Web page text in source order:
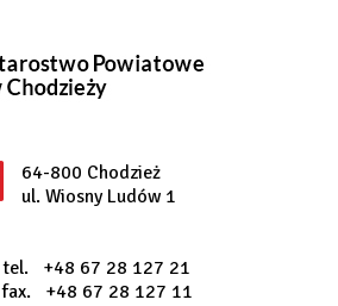
64-800 Chodzież
ul. Wiosny Ludów 1
tel.
+48 67 28 127 21
fax.
+48 67 28 127 11